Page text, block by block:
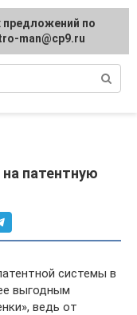
патентную
системы в
выгодным
ведь от
по
man@cp9.ru